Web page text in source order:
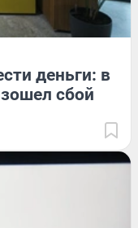
деньги: в
сбой